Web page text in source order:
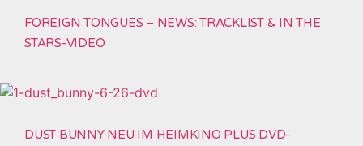
FOREIGN TONGUES – NEWS: TRACKLIST & IN THE
STARS-VIDEO
DUST BUNNY NEU IM HEIMKINO PLUS DVD-